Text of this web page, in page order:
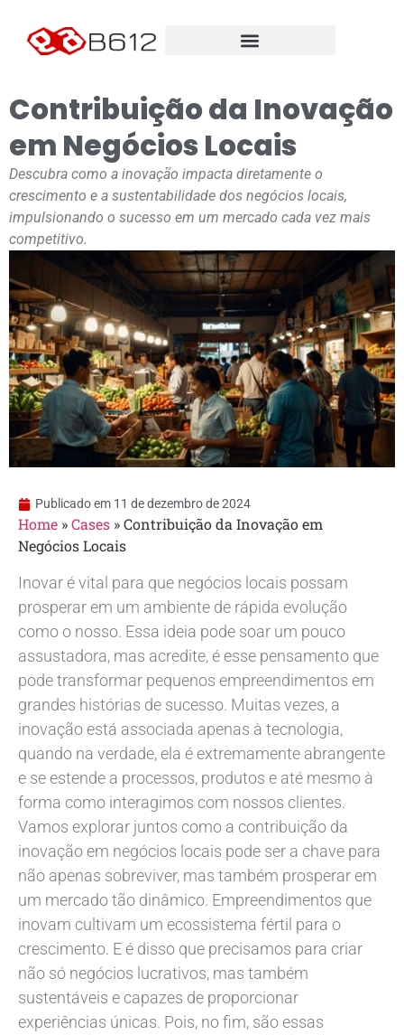
Contribuição da Inovação
em Negócios Locais
Descubra como a inovação impacta diretamente o
crescimento e a sustentabilidade dos negócios locais,
impulsionando o sucesso em um mercado cada vez mais
competitivo.
Publicado em 11 de dezembro de 2024
Home »Cases »Contribuição da Inovação em
Negócios Locais
Inovar é vital para que negócios locais possam
prosperar em um ambiente de rápida evolução
como o nosso. Essa ideia pode soar um pouco
assustadora, mas acredite, é esse pensamento que
pode transformar pequenos empreendimentos em
grandes histórias de sucesso. Muitas vezes, a
inovação está associada apenas à tecnologia,
quando na verdade, ela é extremamente abrangente
e se estende a processos, produtos e até mesmo à
forma como interagimos com nossos clientes.
Vamos explorar juntos como a contribuição da
inovação em negócios locais pode ser a chave para
não apenas sobreviver, mas também prosperar em
um mercado tão dinâmico. Empreendimentos que
inovam cultivam um ecossistema fértil para o
crescimento. E é disso que precisamos para criar
não só negócios lucrativos, mas também
sustentáveis e capazes de proporcionar
experiências únicas. Pois, no fim, são essas